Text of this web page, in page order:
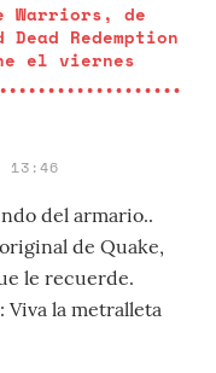
Warriors, de
Redemption
el viernes
13:46
del armario..
de Quake,
le recuerde.
Viva la metralleta